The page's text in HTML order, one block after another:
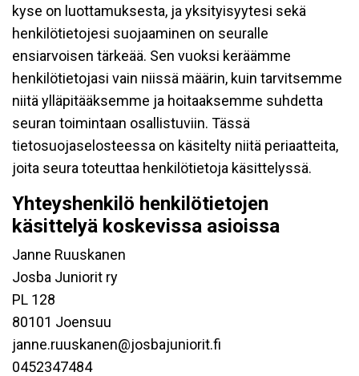
kyse on luottamuksesta, ja yksityisyytesi sekä
henkilötietojesi suojaaminen on seuralle
ensiarvoisen tärkeää. Sen vuoksi keräämme
henkilötietojasi vain niissä määrin, kuin tarvitsemme
niitä ylläpitääksemme ja hoitaaksemme suhdetta
seuran toimintaan osallistuviin. Tässä
tietosuojaselosteessa on käsitelty niitä periaatteita,
joita seura toteuttaa henkilötietoja käsittelyssä.
Yhteyshenkilö henkilötietojen
käsittelyä koskevissa asioissa
Janne Ruuskanen
Josba Juniorit ry
PL 128
80101 Joensuu
janne.ruuskanen@josbajuniorit.fi
0452347484